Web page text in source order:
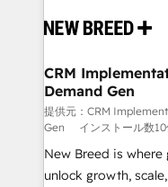
and system
trainers to drive platform
Generation - Full-funnel marketing and high-
performance
Expert deployment
to automate growth. 🏆 Elite Excellence - 8
accreditations and
CRM
Demand Gen
提供元：CRM
Gen
インストール数
New Breed is
unlock growth,